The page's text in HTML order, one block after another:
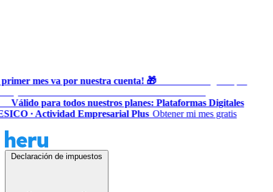
mes va por nuestra cuenta! 🎁◆
Válido para todos nuestros planes: Plataformas Digitales
· Actividad Empresarial Plus◆ Obtener mi mes gratis